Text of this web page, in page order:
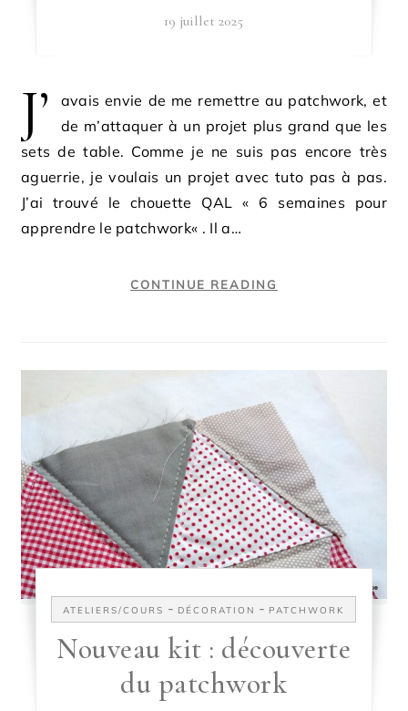
19 juillet 2025
J’
avais envie de me remettre au patchwork, et
de m’attaquer à un projet plus grand que les
sets de table. Comme je ne suis pas encore très
aguerrie, je voulais un projet avec tuto pas à pas.
J’ai trouvé le chouette QAL « 6 semaines pour
apprendre le patchwork« . Il a…
CONTINUE READING
ATELIERS/COURS - DÉCORATION - PATCHWORK
Nouveau kit : découverte
du patchwork